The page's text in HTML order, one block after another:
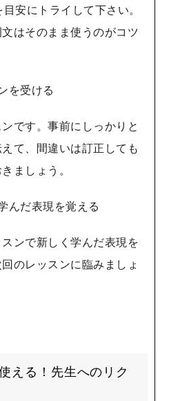
安にトライして下さい。
はそのまま使うのがコツ
を受ける
です。事前にしっかりと
て、間違いは訂正しても
ましょう。
んだ表現を覚える
ンで新しく学んだ表現を
のレッスンに臨みましょ
える！先生へのリク